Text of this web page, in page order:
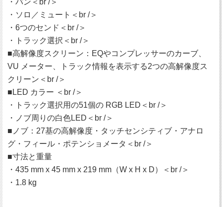
・パン＜br /＞
・ソロ／ミュート＜br /＞
・6つのセンド＜br /＞
・トラック選択＜br /＞
■高解像度スクリーン：EQやコンプレッサーのカーブ、
VU メーター、トラック情報を表示する2つの高解像度ス
クリーン＜br /＞
■LED カラー ＜br /＞
・トラック選択用の51個の RGB LED＜br /＞
・ノブ周りの白色LED＜br /＞
■ノブ：27基の高解像度・タッチセンシティブ・アナロ
グ・フィール・ポテンショメータ＜br /＞
■寸法と重量
・435 mm x 45 mm x 219 mm（W x H x D）＜br /＞
・1.8 kg